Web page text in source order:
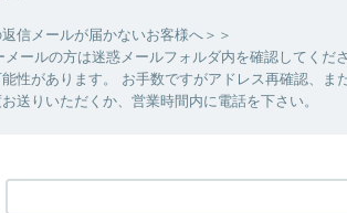
信メールが届かないお客様へ＞＞
ールの方は迷惑メールフォルダ内を確認してくださ
性があります。 お手数ですがアドレス再確認、ま
送りいただくか、営業時間内に電話を下さい。